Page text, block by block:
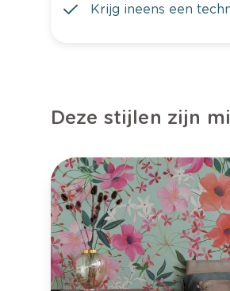
Krijg ineens een
Deze stijlen zijn